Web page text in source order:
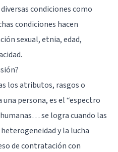
condiciones como
condiciones hacen
sexual, etnia, edad,
los atributos, rasgos o
persona, es el “espectro
se logra cuando las
y la lucha
de contratación con